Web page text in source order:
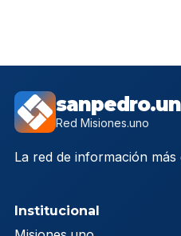
Red Misiones.uno
La red de información más
Institucional